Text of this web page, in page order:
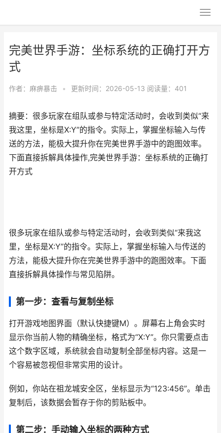
完美世界手游：坐标系统的正确打开方
式
作者： 麻痹暴击 • 更新时间：2026-05-13 阅读量：401
摘要：很多玩家在组队或参与特定活动时，会收到类似“来
我这里，坐标是X:Y”的指令。实际上，掌握坐标输入与传
送的方法，能极大提升你在完美世界手游中的跑图效率。
下面直接拆解具体操作,完美世界手游：坐标系统的正确打
开方式
很多玩家在组队或参与特定活动时，会收到类似“来我这
里，坐标是X:Y”的指令。实际上，掌握坐标输入与传送的
方法，能极大提升你在完美世界手游中的跑图效率。下面
直接拆解具体操作与常见陷阱。
第一步：查看与复制坐标
打开游戏地图界面（默认快捷键M）。屏幕右上角会实时
显示你当前人物的精确坐标，格式为“X:Y”。你只需要点击
这个数字区域，系统就会自动复制全部坐标内容。这是一
个容易被忽视但非常实用的设计。
例如，你站在祖龙城安全区，坐标显示为“123:456”。单击
复制后，该数据会暂存于你的剪贴板中。
第二步：手动输入坐标的两种方式